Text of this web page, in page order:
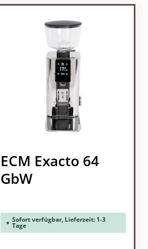
ECM Exacto 64
GbW
Sofort verfügbar, Lieferzeit: 1-3
Tage